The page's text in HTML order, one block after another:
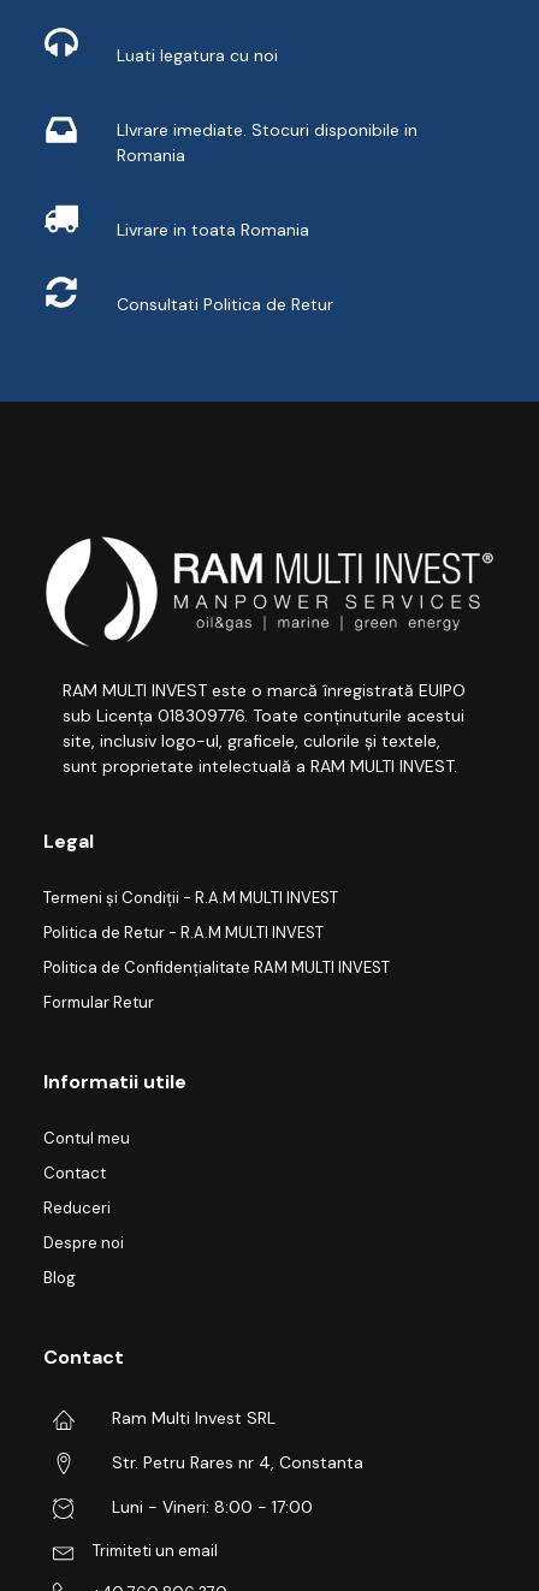
Luati legatura cu noi
LIvrare imediate. Stocuri disponibile in
Romania
Livrare in toata Romania
Consultati Politica de Retur
RAM MULTI INVEST este o marcă înregistrată EUIPO
sub Licența 018309776. Toate conținuturile acestui
site, inclusiv logo-ul, graficele, culorile și textele,
sunt proprietate intelectuală a RAM MULTI INVEST.
Legal
Termeni și Condiții - R.A.M MULTI INVEST
Politica de Retur - R.A.M MULTI INVEST
Politica de Confidențialitate RAM MULTI INVEST
Formular Retur
Informatii utile
Contul meu
Contact
Reduceri
Despre noi
Blog
Contact
Ram Multi Invest SRL
Str. Petru Rares nr 4, Constanta
Luni - Vineri: 8:00 - 17:00
Trimiteti un email